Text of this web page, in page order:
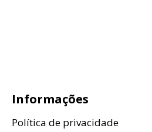
Informações
Política de privacidade